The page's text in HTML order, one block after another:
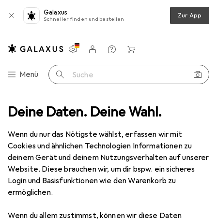
Deine Daten. Deine Wahl.
Wenn du nur das Nötigste wählst, erfassen wir mit
Cookies und ähnlichen Technologien Informationen zu
deinem Gerät und deinem Nutzungsverhalten auf unserer
Website. Diese brauchen wir, um dir bspw. ein sicheres
Login und Basisfunktionen wie den Warenkorb zu
ermöglichen.
Wenn du allem zustimmst, können wir diese Daten
Galaxus
Schneller finden und bestellen Zur App
Navigation nach Kategorien
Menü Suche
Einstellungen
Kundenkonto
Vergleichslisten
Merklisten
Warenkorb
Outdoor Camping Isomatte Therm-a-Rest Z-Lite Sol
14 Bilder1 Video
Therm-a-Rest Z-Lite Sol